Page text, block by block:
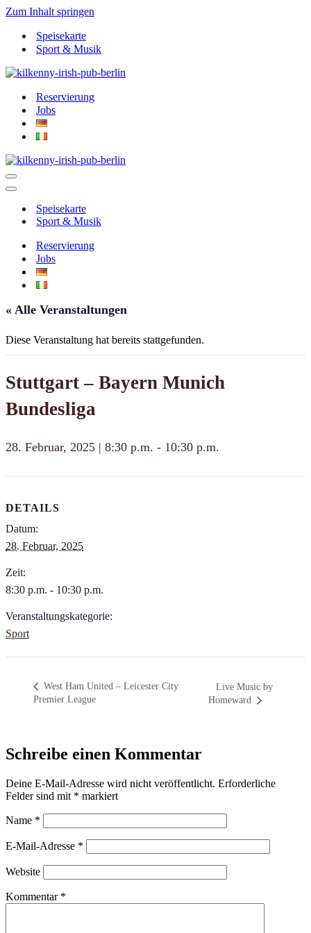
Zum Inhalt springen
Speisekarte
Sport & Musik
Reservierung
Jobs
Navigationsmenü
Navigationsmenü
Speisekarte
Sport & Musik
Reservierung
Jobs
« Alle Veranstaltungen
Diese Veranstaltung hat bereits stattgefunden.
Stuttgart – Bayern Munich
Bundesliga
28. Februar, 2025 | 8:30 p.m. - 10:30 p.m.
DETAILS
Datum:
28. Februar, 2025
Zeit:
8:30 p.m. - 10:30 p.m.
Veranstaltungskategorie:
Sport
West Ham United – Leicester City
Premier League
Live Music by
Homeward
Schreibe einen Kommentar
Deine E-Mail-Adresse wird nicht veröffentlicht. Erforderliche
Felder sind mit * markiert
Name *
E-Mail-Adresse *
Website
Kommentar *